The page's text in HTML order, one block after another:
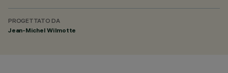
PROGETTATO DA
Jean-Michel Wilmotte